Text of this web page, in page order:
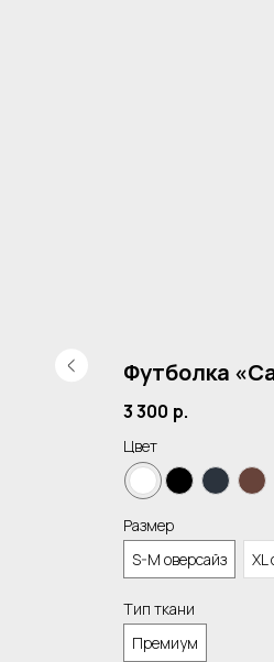
Футболка
3 300 р.
Цвет
Размер
S-M оверсайз
XL
Тип ткани
Премиум